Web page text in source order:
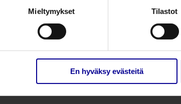
Mieltymykset Tilastot
En hyväksy evästeitä
4 neulaa 26G 14 mm